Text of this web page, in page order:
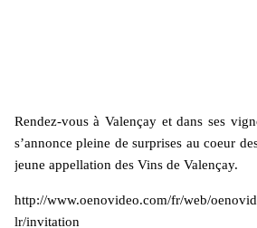
Rendez-vous à Valençay et dans ses
s’annonce pleine de surprises au coeur
jeune appellation des Vins de Valençay.
http://www.oenovideo.com/fr/web/
lr/invitation